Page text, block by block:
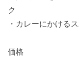
ク
・カレーにかける
価格